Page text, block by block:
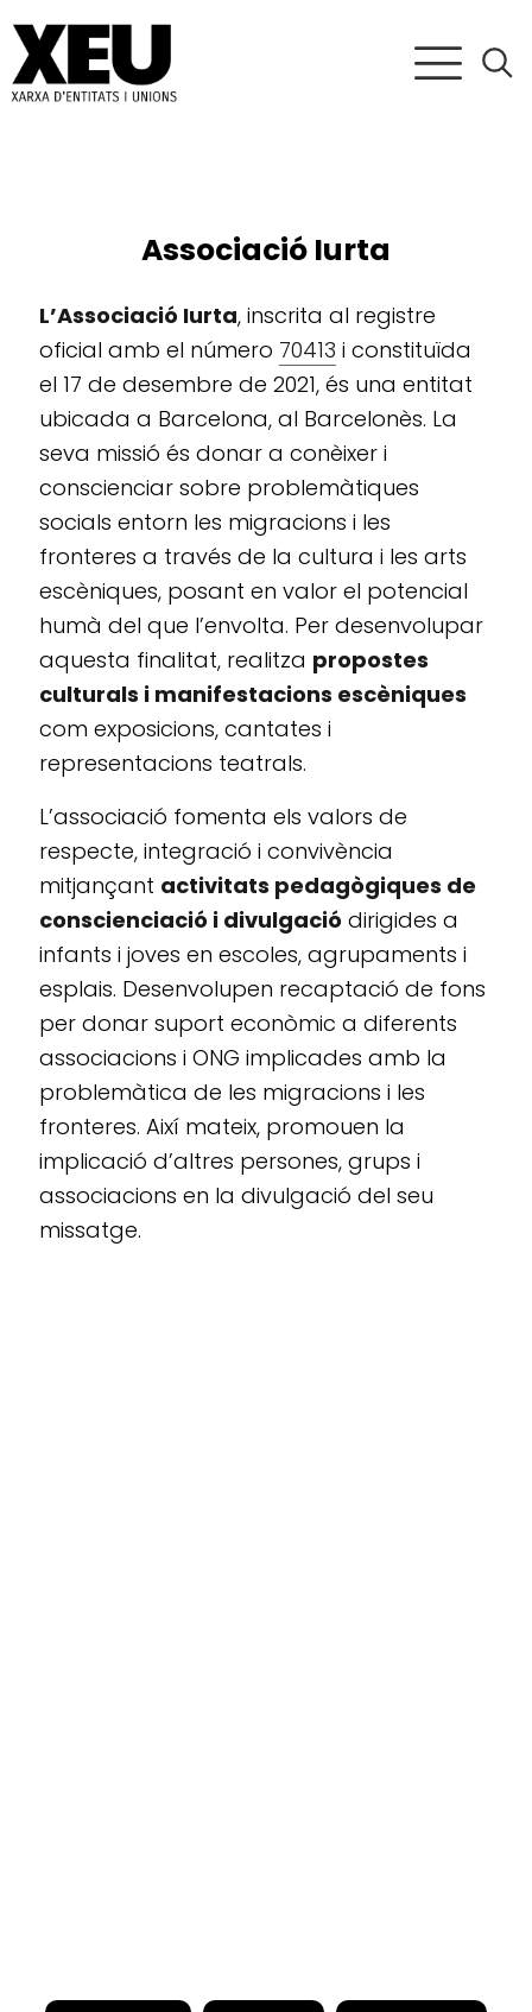
Associació Iurta
L’Associació Iurta, inscrita al registre
oficial amb el número 70413 i constituïda
el 17 de desembre de 2021, és una entitat
ubicada a Barcelona, al Barcelonès. La
seva missió és donar a conèixer i
conscienciar sobre problemàtiques
socials entorn les migracions i les
fronteres a través de la cultura i les arts
escèniques, posant en valor el potencial
humà del que l’envolta. Per desenvolupar
aquesta finalitat, realitza propostes
culturals i manifestacions escèniques
com exposicions, cantates i
representacions teatrals.
L’associació fomenta els valors de
respecte, integració i convivència
mitjançant activitats pedagògiques de
conscienciació i divulgació dirigides a
infants i joves en escoles, agrupaments i
esplais. Desenvolupen recaptació de fons
per donar suport econòmic a diferents
associacions i ONG implicades amb la
problemàtica de les migracions i les
fronteres. Així mateix, promouen la
implicació d’altres persones, grups i
associacions en la divulgació del seu
missatge.